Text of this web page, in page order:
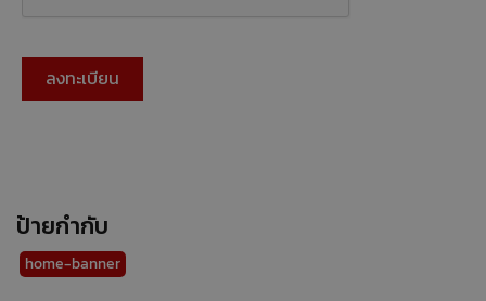
ป้ายกำกับ
home-banner